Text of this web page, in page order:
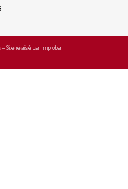
Site réalisé par Improba